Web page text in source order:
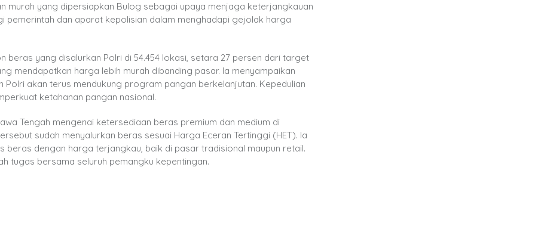
murah yang dipersiapkan Bulog sebagai upaya menjaga keterjangkauan
pemerintah dan aparat kepolisian dalam menghadapi gejolak harga
beras yang disalurkan Polri di 54.454 lokasi, setara 27 persen dari target
mendapatkan harga lebih murah dibanding pasar. Ia menyampaikan
akan terus mendukung program pangan berkelanjutan. Kepedulian
ketahanan pangan nasional.
Tengah mengenai ketersediaan beras premium dan medium di
sudah menyalurkan beras sesuai Harga Eceran Tertinggi (HET). Ia
dengan harga terjangkau, baik di pasar tradisional maupun retail.
tugas bersama seluruh pemangku kepentingan.